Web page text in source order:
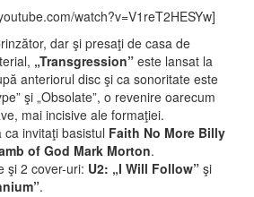
watch?v=V1reT2HESYw]
dar şi presaţi de casa de
„Transgression” este lansat la
anteriorul disc şi ca sonoritate este
şi „Obsolate”, o revenire oarecum
mai incisive ale formaţiei.
invitaţi basistul Faith No More Billy
of God Mark Morton.
şi 2 cover-uri: U2: „I Will Follow” şi
.